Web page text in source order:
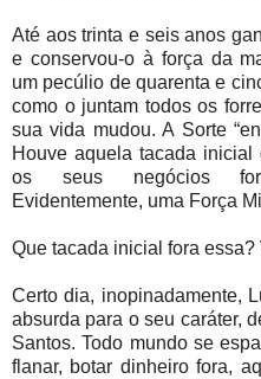
Até aos trinta e seis anos
e conservou-o à força da
um pecúlio de quarenta e
como o juntam todos os
sua vida mudou. A Sorte
Houve aquela tacada
os seus negócios
Evidentemente, uma Força
Que tacada inicial fora
Certo dia, inopinadamente,
absurda para o seu caráter,
Santos. Todo mundo se
flanar, botar dinheiro fora,